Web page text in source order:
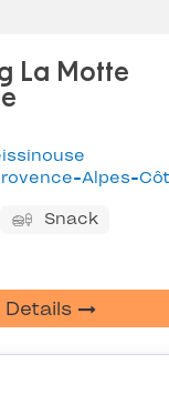
La Motte
Snack
Details